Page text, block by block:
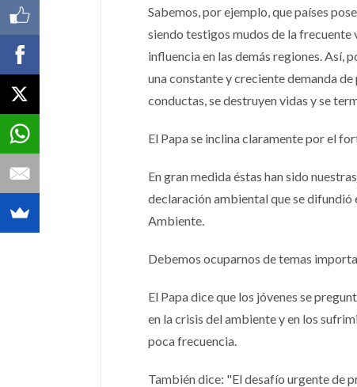
Sabemos, por ejemplo, que países
siendo testigos mudos de la frecuente
influencia en las demás regiones. Así,
una constante y creciente demanda
conductas, se destruyen vidas y se
El Papa se inclina claramente por el
En gran medida éstas han sido
declaración ambiental que se difundió
Ambiente.
Debemos ocuparnos de temas
El Papa dice que los jóvenes se
en la crisis del ambiente y en los
poca frecuencia.
También dice: "El desafío urgente de